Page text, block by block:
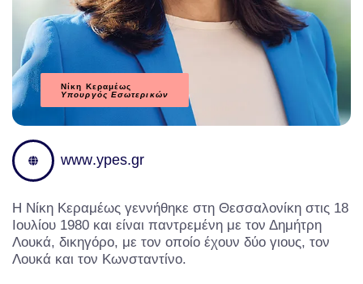
Νίκη Κεραμέως
Υπουργός Εσωτερικών
www.ypes.gr
Η Νίκη Κεραμέως γεννήθηκε στη Θεσσαλονίκη στις 18
Ιουλίου 1980 και είναι παντρεμένη με τον Δημήτρη
Λουκά, δικηγόρο, με τον οποίο έχουν δύο γιους, τον
Λουκά και τον Κωνσταντίνο.